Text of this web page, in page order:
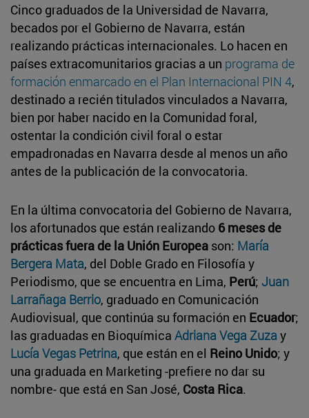
Cinco graduados de la Universidad de Navarra,
becados por el Gobierno de Navarra, están
realizando prácticas internacionales. Lo hacen en
países extracomunitarios gracias a un programa de
formación enmarcado en el Plan Internacional PIN 4,
destinado a recién titulados vinculados a Navarra,
bien por haber nacido en la Comunidad foral,
ostentar la condición civil foral o estar
empadronadas en Navarra desde al menos un año
antes de la publicación de la convocatoria.
En la última convocatoria del Gobierno de Navarra,
los afortunados que están realizando 6 meses de
prácticas fuera de la Unión Europea son: María
Bergera Mata, del Doble Grado en Filosofía y
Periodismo, que se encuentra en Lima, Perú; Juan
Larrañaga Berrio, graduado en Comunicación
Audiovisual, que continúa su formación en Ecuador;
las graduadas en Bioquímica Adriana Vega Zuzay
Lucía Vegas Petrina, que están en el Reino Unido; y
una graduada en Marketing -prefiere no dar su
nombre- que está en San José, Costa Rica.